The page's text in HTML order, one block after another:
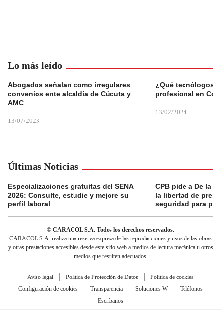
Lo más leído
Abogados señalan como irregulares
convenios ente alcaldía de Cúcuta y
AMC
13/07/2023
¿Qué tecnólogos
profesional en
13/02/2024
Últimas Noticias
Especializaciones gratuitas del SENA
2026: Consulte, estudie y mejore su
perfil laboral
CPB pide a De la
la libertad de
seguridad para
© CARACOL S.A. Todos los derechos reservados.
CARACOL S.A. realiza una reserva expresa de las reproducciones y usos de las obras
y otras prestaciones accesibles desde este sitio web a medios de lectura mecánica u otros
medios que resulten adecuados.
Aviso legal Política de Protección de Datos
Política de cookies
Configuración de cookies
Transparencia Soluciones W
Teléfonos
Escríbanos